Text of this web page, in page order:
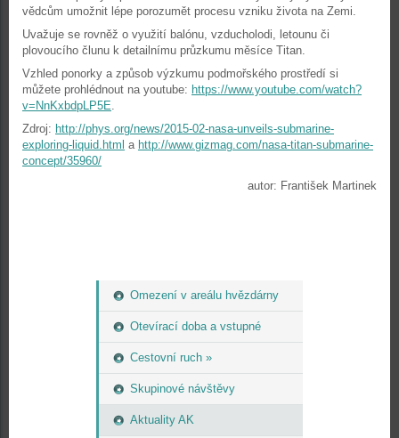
Omezení v areálu hvězdárny
Otevírací doba a vstupné
Cestovní ruch »
Skupinové návštěvy
Aktuality AK
vědcům umožnit lépe porozumět procesu vzniku života na Zemi.
Uvažuje se rovněž o využití balónu, vzducholodi, letounu či
plovoucího člunu k detailnímu průzkumu měsíce Titan.
Vzhled ponorky a způsob výzkumu podmořského prostředí si
můžete prohlédnout na youtube: https://www.youtube.com/watch?
v=NnKxbdpLP5E.
Zdroj: http://phys.org/news/2015-02-nasa-unveils-submarine-
exploring-liquid.html a http://www.gizmag.com/nasa-titan-submarine-
concept/35960/
autor: František Martinek